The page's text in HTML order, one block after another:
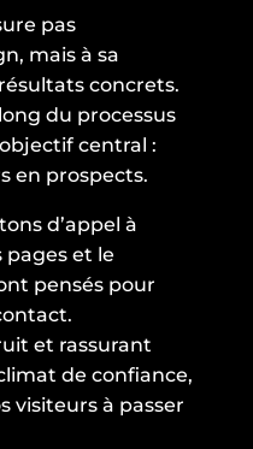
pas
mais à sa
concrets.
du processus
central :
en prospects.
d’appel à
pages et le
pensés pour
et rassurant
de confiance,
visiteurs à passer